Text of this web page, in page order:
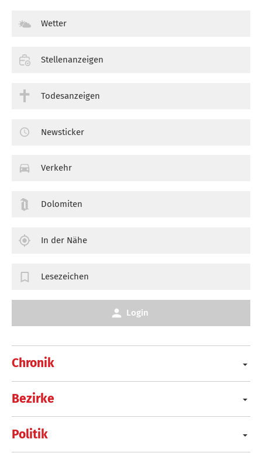
Chronik
Bezirke
Politik
Wetter
Stellenanzeigen
Todesanzeigen
Newsticker
Verkehr
Dolomiten
In der Nähe
Lesezeichen
Login